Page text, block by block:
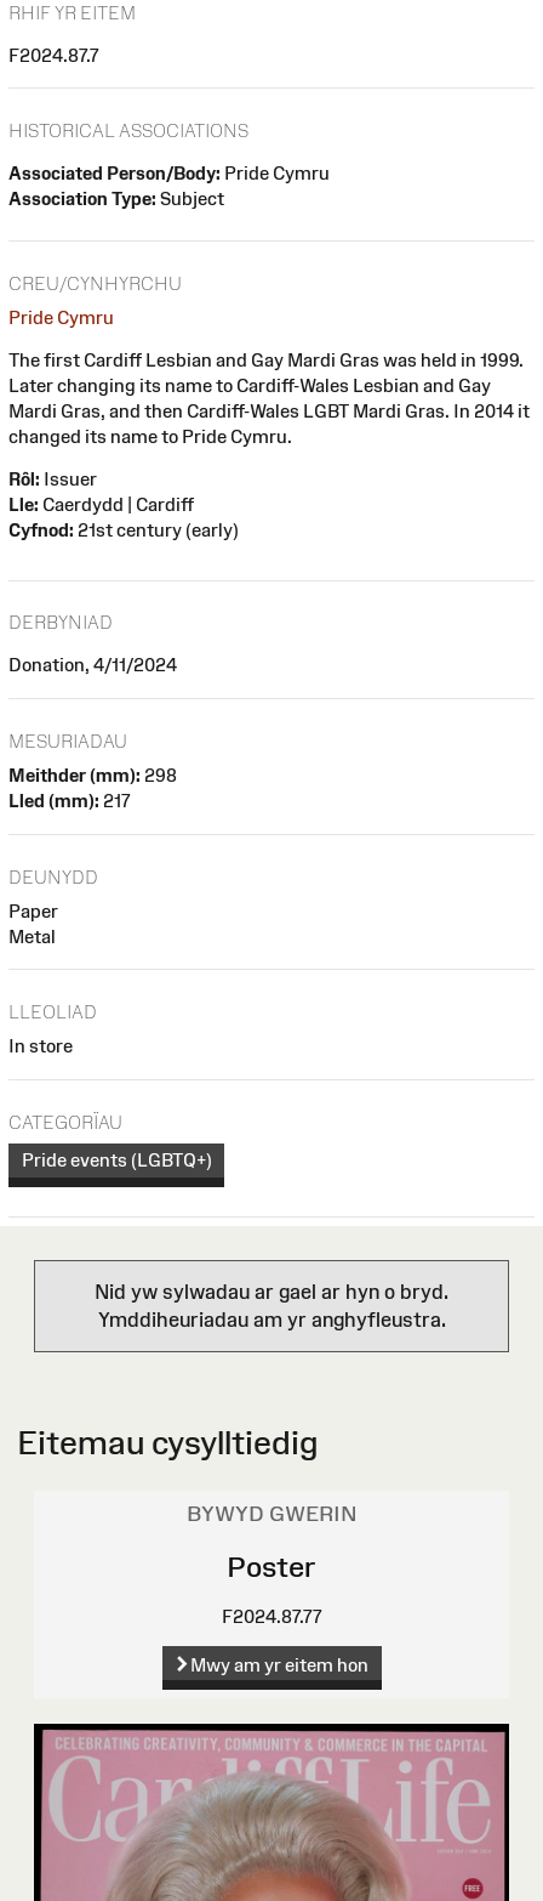
RHIF YR EITEM
F2024.87.7
HISTORICAL ASSOCIATIONS
Associated Person/Body: Pride Cymru
Association Type: Subject
CREU/CYNHYRCHU
Pride Cymru
The first Cardiff Lesbian and Gay Mardi Gras was held in 1999.
Later changing its name to Cardiff-Wales Lesbian and Gay
Mardi Gras, and then Cardiff-Wales LGBT Mardi Gras. In 2014 it
changed its name to Pride Cymru.
Rôl: Issuer
Lle: Caerdydd | Cardiff
Cyfnod: 21st century (early)
DERBYNIAD
Donation, 4/11/2024
MESURIADAU
Meithder (mm): 298
Lled (mm): 217
DEUNYDD
Paper
Metal
LLEOLIAD
In store
CATEGORÏAU
Pride events (LGBTQ+)
Nid yw sylwadau ar gael ar hyn o bryd.
Ymddiheuriadau am yr anghyfleustra.
Eitemau cysylltiedig
BYWYD GWERIN
Poster
F2024.87.77
Mwy am yr eitem hon